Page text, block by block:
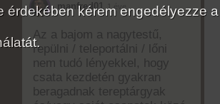
érdekében kérem engedélyezze a
manfred01
Az a bajom a nagytestű,
repülni / teleportálni / lőni
nem tudó lényekkel, hogy
csata kezdetén gyakran
beragadnak tereptárgyak